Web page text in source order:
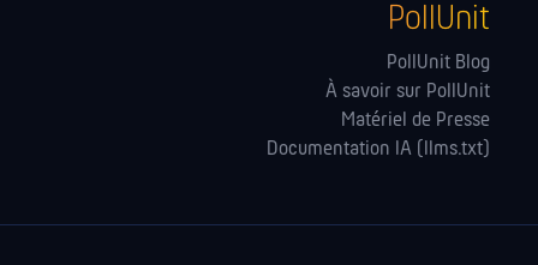
PollUnit
PollUnit Blog
À savoir sur PollUnit
Matériel de Presse
Documentation IA (llms.txt)